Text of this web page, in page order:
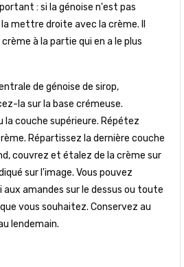
: si la génoise n'est pas
mettre droite avec la crème. Il
à la partie qui en a le plus
de génoise de sirop,
la sur la base crémeuse.
la couche supérieure. Répétez
Répartissez la dernière couche
couvrez et étalez de la crème sur
sur l'image. Vous pouvez
amandes sur le dessus ou toute
vous souhaitez. Conservez au
lendemain.